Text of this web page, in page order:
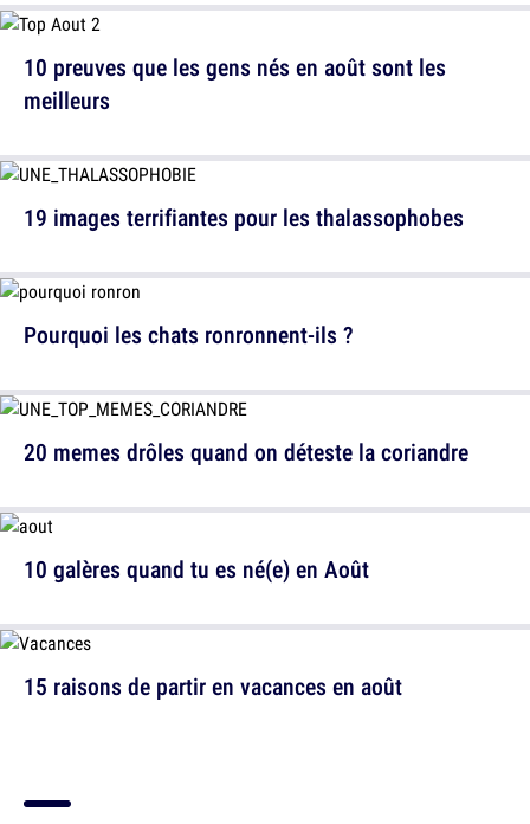
10 preuves que les gens nés en août sont les
meilleurs
Pourquoi les chats ronronnent-ils ?
10 galères quand tu es né(e) en Août
19 images terrifiantes pour les thalassophobes
20 memes drôles quand on déteste la coriandre
15 raisons de partir en vacances en août